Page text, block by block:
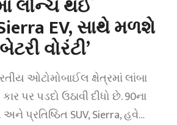
લોન્ચ થઈ
EV, સાથે મળશે
વોરંટી’
ઓટોમોબાઈલ ક્ષેત્રમાં લાંબા
પર પડદો ઉઠાવી દીધો છે. 90ના
પ્રતિષ્ઠિત SUV, Sierra, હવે…